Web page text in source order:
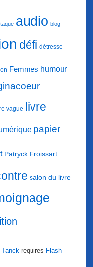
audio blog
défi détresse
Femmes humour
vague livre
papier
Patryck Froissart
salon du livre
Tanck requires Flash